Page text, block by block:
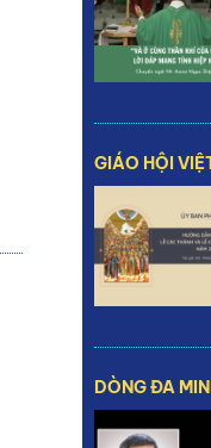
GIÁO HỘI
DÒNG ĐA